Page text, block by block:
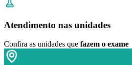
Atendimento nas unidades
Confira as unidades que fazem o exame